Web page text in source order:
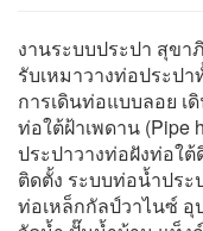
งานระบบประปา สุขา
รับเหมาวางท่อประป
การเดินท่อแบบลอย เ
ท่อใต้ฝ้าเพดาน (Pipe
ประปาวางท่อฝังท่อใ
ติดตั้ง ระบบท่อน้ำประ
ท่อเหล็กกัลป์วาไนซ์